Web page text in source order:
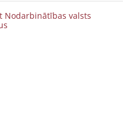
Nodarbinātības valsts